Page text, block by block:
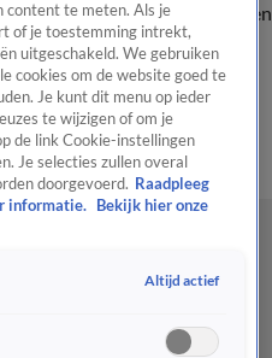
vragenKijkersvraag insturen
OranjezomerShopUitzending
content te meten. Als je
of je toestemming intrekt,
uitgeschakeld. We gebruiken
cookies om de website goed te
Je kunt dit menu op ieder
te wijzigen of om je
de link Cookie-instellingen
Je selecties zullen overal
doorgevoerd. Raadpleeg
informatie.
Bekijk hier onze
Altijd actief